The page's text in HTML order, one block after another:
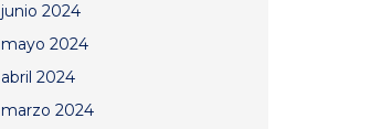
junio 2024
mayo 2024
abril 2024
marzo 2024